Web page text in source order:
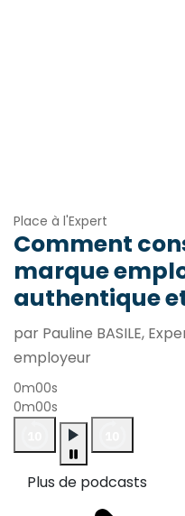
Place à l'Expert
Comment
marque
authentique
par Pauline BASILE,
employeur
0m00s
0m00s
Plus de podcasts